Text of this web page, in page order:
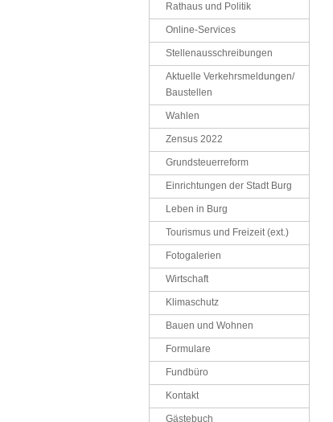
Rathaus und Politik
Online-Services
Stellenausschreibungen
Aktuelle Verkehrsmeldungen/
Baustellen
Wahlen
Zensus 2022
Grundsteuerreform
Einrichtungen der Stadt Burg
Leben in Burg
Tourismus und Freizeit (ext.)
Fotogalerien
Wirtschaft
Klimaschutz
Bauen und Wohnen
Formulare
Fundbüro
Kontakt
Gästebuch